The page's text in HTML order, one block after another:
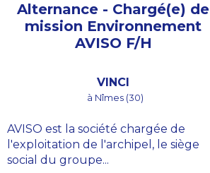
Alternance - Chargé(e) de
mission Environnement
AVISO F/H
VINCI
à Nîmes (30)
AVISO est la société chargée de
l'exploitation de l'archipel, le siège
social du groupe...